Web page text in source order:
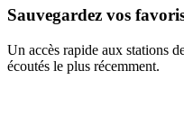
Sauvegardez vos
Un accès rapide aux stations
écoutés le plus récemment.